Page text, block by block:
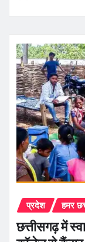
प्रदेश हमर
छत्तीसगढ़ में